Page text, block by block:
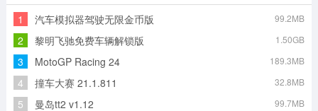
1 汽车模拟器驾驶无限金币版 99.2MB
2 黎明飞驰免费车辆解锁版 1.50GB
3 MotoGP Racing 24 189.3MB
4 撞车大赛 21.1.811 32.8MB
5 曼岛tt2 v1.12 99.7MB